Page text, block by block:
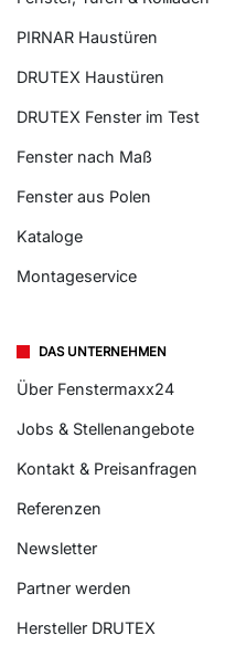
PIRNAR Haustüren
DRUTEX Haustüren
DRUTEX Fenster im Test
Fenster nach Maß
Fenster aus Polen
Kataloge
Montageservice
DAS UNTERNEHMEN
Über Fenstermaxx24
Jobs & Stellenangebote
Kontakt & Preisanfragen
Referenzen
Newsletter
Partner werden
Hersteller DRUTEX